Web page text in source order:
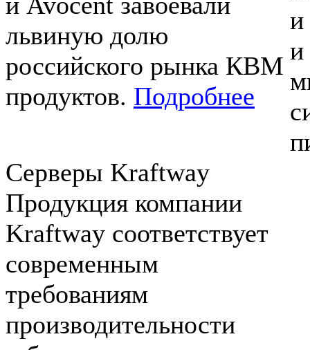
львиную долю
российского рынка КВМ
продуктов. Подробнее
и
и
Серверы Kraftway
Продукция компании
Kraftway соответствует
современным
требованиям
производительности